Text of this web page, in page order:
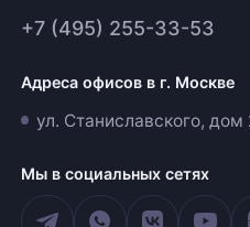
+7 (495) 255-33-53
Адреса офисов в г. Москве
ул. Станиславского, дом
Мы в социальных сетях